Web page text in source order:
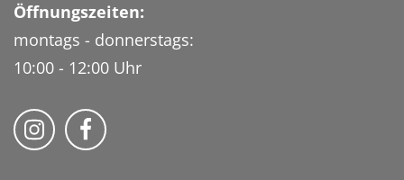
Öffnungszeiten:
montags - donnerstags:
10:00 - 12:00 Uhr
Folge uns auf Instragram
Fogle uns auf Facebook